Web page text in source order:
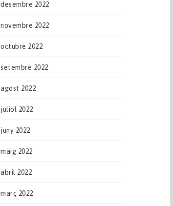
desembre 2022
novembre 2022
octubre 2022
setembre 2022
agost 2022
juliol 2022
juny 2022
maig 2022
abril 2022
març 2022